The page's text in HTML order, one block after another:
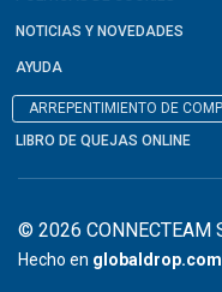
NOTICIAS Y NOVEDADES
AYUDA
ARREPENTIMIENTO DE
LIBRO DE QUEJAS ONLINE
© 2026
Hecho en